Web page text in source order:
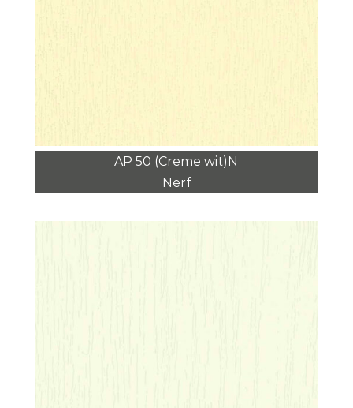
AP 50 (Creme wit)N
Nerf